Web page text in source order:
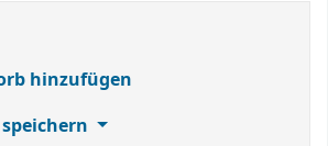
hinzufügen